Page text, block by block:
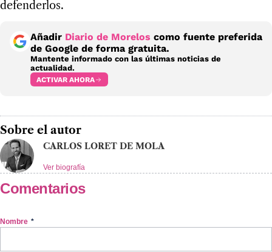
defenderlos.
Añadir Diario de Morelos como fuente preferida
de Google de forma gratuita.
Mantente informado con las últimas noticias de
actualidad.
ACTIVAR AHORA
Sobre el autor
CARLOS LORET DE MOLA
Ver biografía
Comentarios
Nombre *